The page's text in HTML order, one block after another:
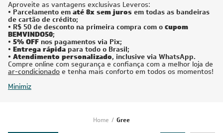
CUPOM: POTENCIA200
(3x Evap HW 12.000) Quente/Frio 220V